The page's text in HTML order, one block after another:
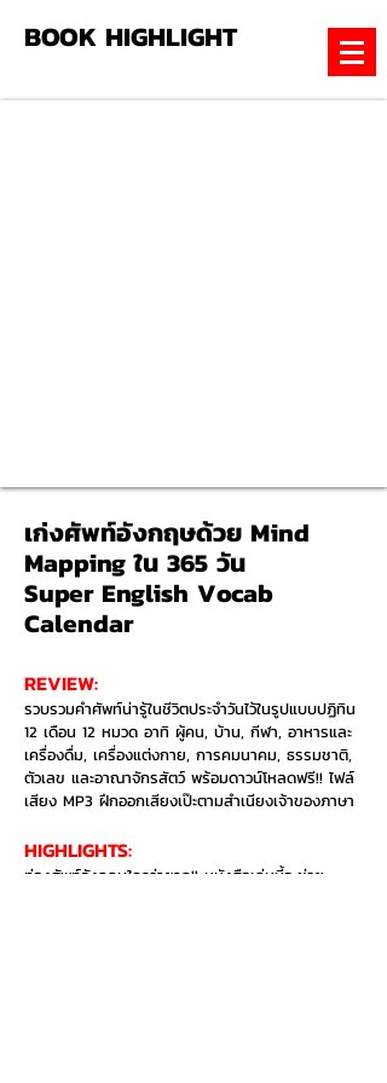
BOOK HIGHLIGHT
เก่งศัพท์อังกฤษด้วย Mind
Mapping ใน 365 วัน
Super English Vocab
Calendar
REVIEW:
รวบรวมคำศัพท์น่ารู้ในชีวิตประจำวันไว้ในรูปแบบปฏิทิน
12 เดือน 12 หมวด อาทิ ผู้คน, บ้าน, กีฬา, อาหารและ
เครื่องดื่ม, เครื่องแต่งกาย, การคมนาคม, ธรรมชาติ,
ตัวเลข และอาณาจักรสัตว์ พร้อมดาวน์โหลดฟรี!! ไฟล์
เสียง MP3 ฝึกออกเสียงเป๊ะตามสำเนียงเจ้าของภาษา
HIGHLIGHTS:​
ท่องศัพท์อังกฤษใครว่ายาก!! หนังสือเล่มนี้จะช่วย